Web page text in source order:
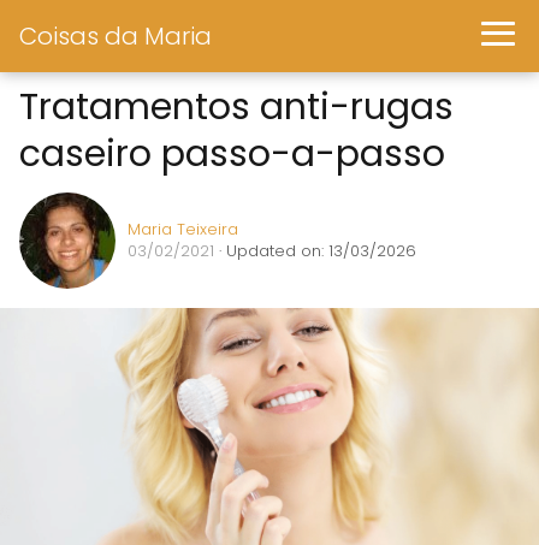
Coisas da Maria
Tratamentos anti-rugas
caseiro passo-a-passo
Maria Teixeira
03/02/2021 · Updated on: 13/03/2026